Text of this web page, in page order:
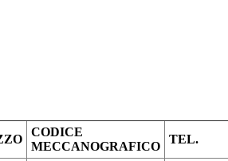
CODICE
MECCANOGRAFICO
TEL.